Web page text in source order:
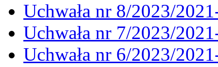
Uchwała nr 8/2023/
Uchwała nr 7/2023/
Uchwała nr 6/2023/